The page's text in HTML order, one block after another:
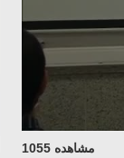
مشاهده 1055